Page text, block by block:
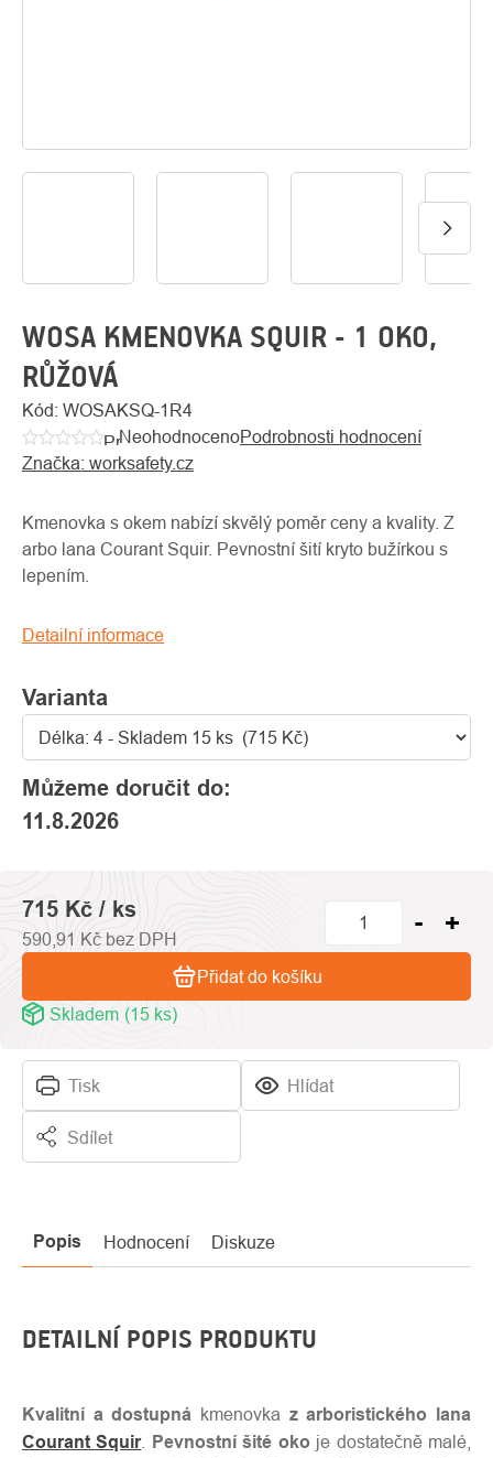
O
WOSA KMENOVKA SQUIR - 1 OKO,
RŮŽOVÁ
Kód: WOSAKSQ-1R4
Průměrné
hodnocení
je
0,0
hvězdiček.
NeohodnocenoPodrobnosti hodnocení
Značka: worksafety.cz
Varianta
Můžeme doručit do:
11.8.2026
Kmenovka s okem nabízí skvělý poměr ceny a kvality. Z
arbo lana Courant Squir. Pevnostní šití kryto bužírkou s
lepením.
Detailní informace
Tisk Hlídat
Sdílet
715 Kč / ks
590,91 Kč bez DPH
Skladem (15 ks)
Přidat do košíku
Popis Hodnocení Diskuze
DETAILNÍ POPIS PRODUKTU
Kvalitní a dostupná kmenovka z arboristického lana
Courant Squir. Pevnostní šité okoje dostatečně malé,